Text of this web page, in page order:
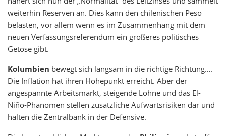
weiterhin Reserven an. Dies kann den chilenischen Peso
belasten, vor allem wenn es im Zusammenhang mit dem
neuen Verfassungsreferendum ein größeres politisches
Getöse gibt.
Kolumbien bewegt sich langsam in die richtige Richtung….
Die Inflation hat ihren Höhepunkt erreicht. Aber der
angespannte Arbeitsmarkt, steigende Löhne und das El-
Niño-Phänomen stellen zusätzliche Aufwärtsrisiken dar und
halten die Zentralbank in der Defensive.